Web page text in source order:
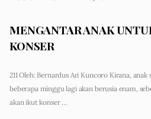
MENGANTAR ANAK
KONSER
211 Oleh: Bernardus Ari Kuncoro Kirana, anak
beberapa minggu lagi akan berusia enam,
akan ikut konser …